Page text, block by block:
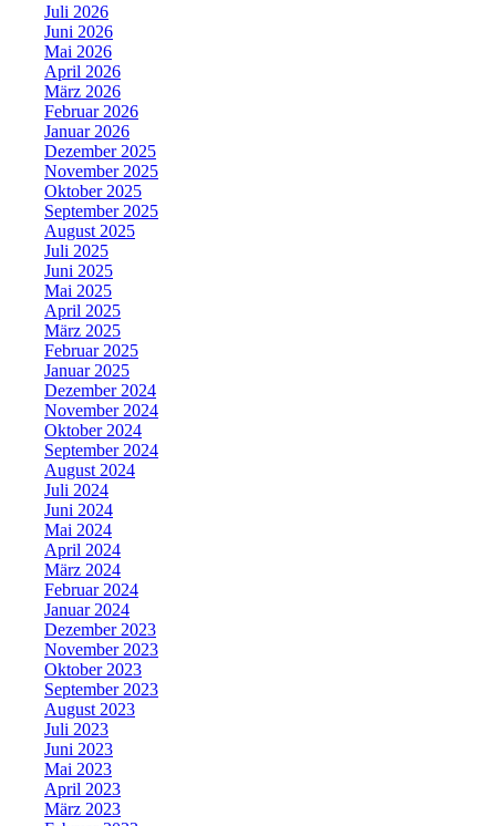
Juli 2026
Juni 2026
Mai 2026
April 2026
März 2026
Februar 2026
Januar 2026
Dezember 2025
November 2025
Oktober 2025
September 2025
August 2025
Juli 2025
Juni 2025
Mai 2025
April 2025
März 2025
Februar 2025
Januar 2025
Dezember 2024
November 2024
Oktober 2024
September 2024
August 2024
Juli 2024
Juni 2024
Mai 2024
April 2024
März 2024
Februar 2024
Januar 2024
Dezember 2023
November 2023
Oktober 2023
September 2023
August 2023
Juli 2023
Juni 2023
Mai 2023
April 2023
März 2023